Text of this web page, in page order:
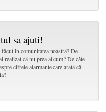
sa ajuti!
în comunitatea noastră? De
realizat că nu prea ai cum? De câte
cifrele alarmante care arată că